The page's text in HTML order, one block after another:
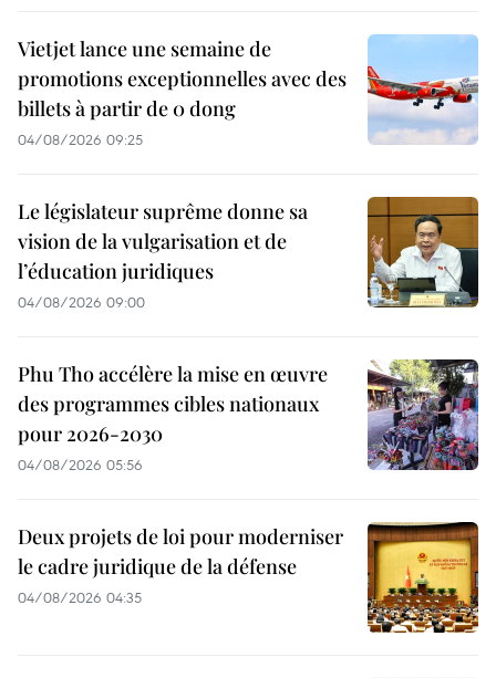
Vietjet lance une semaine de
promotions exceptionnelles avec des
billets à partir de 0 dong
04/08/2026 09:25
Le législateur suprême donne sa
vision de la vulgarisation et de
l’éducation juridiques
04/08/2026 09:00
Phu Tho accélère la mise en œuvre
des programmes cibles nationaux
pour 2026-2030
04/08/2026 05:56
Deux projets de loi pour moderniser
le cadre juridique de la défense
04/08/2026 04:35